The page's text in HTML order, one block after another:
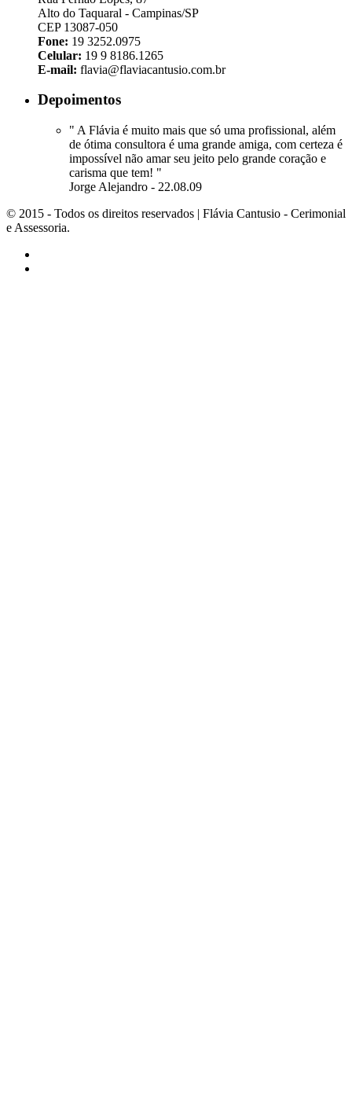
Alto do Taquaral - Campinas/SP
CEP 13087-050
Fone: 19 3252.0975
Celular: 19 9 8186.1265
E-mail: flavia@flaviacantusio.com.br
Depoimentos
" A Flávia é muito mais que só uma profissional, além
de ótima consultora é uma grande amiga, com certeza é
impossível não amar seu jeito pelo grande coração e
carisma que tem! "
Jorge Alejandro - 22.08.09
© 2015 - Todos os direitos reservados | Flávia Cantusio - Cerimonial
e Assessoria.